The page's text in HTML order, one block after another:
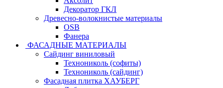
Декоратор ГКЛ
Древесно-волокнистые материалы
OSB
Фанера
ФАСАДНЫЕ МАТЕРИАЛЫ
Сайдинг виниловый
Технониколь (софиты)
Технониколь (сайдинг)
Фасадная плитка ХАУБЕРГ